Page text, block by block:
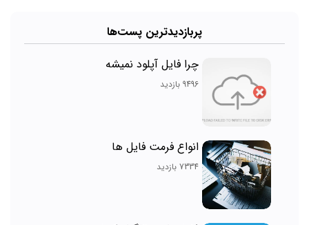
پربازدیدترین پست‌ها
چرا فایل آپلود نمیشه
9496 بازدید
انواع فرمت فایل ها
7334 بازدید